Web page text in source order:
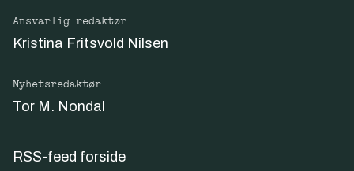
Ansvarlig redaktør
Kristina Fritsvold Nilsen
Nyhetsredaktør
Tor M. Nondal
RSS-feed forside